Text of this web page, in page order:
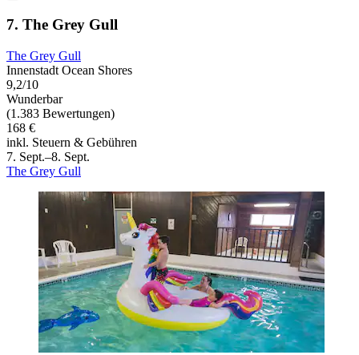
7. The Grey Gull
The Grey Gull
Innenstadt Ocean Shores
9,2/10
Wunderbar
(1.383 Bewertungen)
168 €
inkl. Steuern & Gebühren
7. Sept.–8. Sept.
The Grey Gull